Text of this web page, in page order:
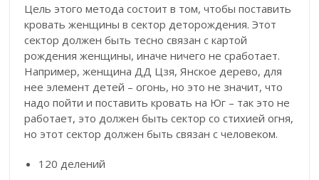
Цель этого метода состоит в том, чтобы поставить
кровать женщины в сектор деторождения. Этот
сектор должен быть тесно связан с картой
рождения женщины, иначе ничего не сработает.
Например, женщина ДД Цзя, Янское дерево, для
нее элемент детей – огонь, но это не значит, что
надо пойти и поставить кровать на Юг – так это не
работает, это должен быть сектор со стихией огня,
но этот сектор должен быть связан с человеком.
120 делений